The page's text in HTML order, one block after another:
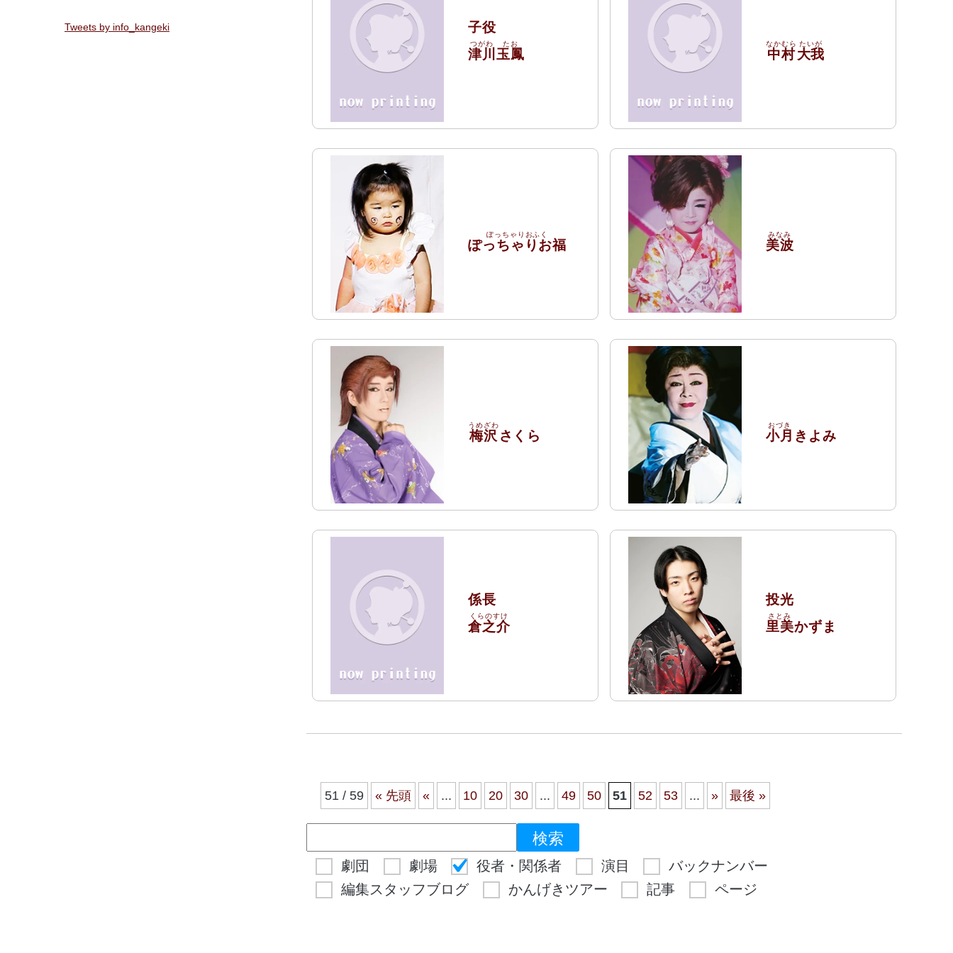
子役
津川 玉鳳 中村大我
ぽっちゃりお福 美波
梅沢 さくら 小月 きよみ
係長
倉之介
投光
里美かずま
51 / 59 « 先頭 « ... 10 20 30 ... 49 50 51 52 53 ... » 最後 »
劇団 劇場 役者・関係者 演目
バックナンバー
編集スタッフブログ
かんげきツアー 記事 ページ
Tweets by info_kangeki